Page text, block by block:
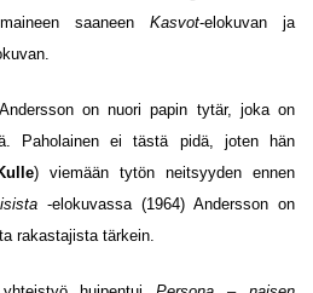
saaneen Kasvot-elokuvan ja
on nuori papin tytär, joka on
Paholainen ei tästä pidä, joten hän
) viemään tytön neitsyyden ennen
-elokuvassa (1964) Andersson on
rakastajista tärkein.